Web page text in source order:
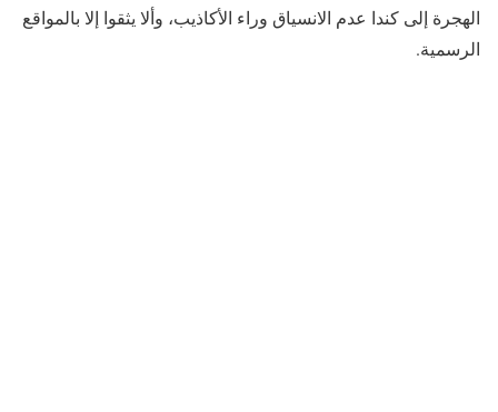
الهجرة إلى كندا عدم الانسياق وراء الأكاذيب، وألا يثقوا إلا بالمواقع
الرسمية.